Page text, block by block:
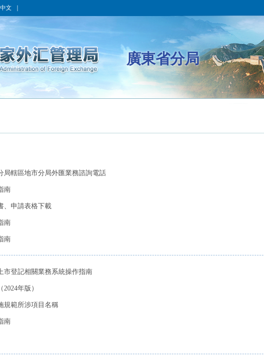
文
廣東省分局
局轄區地市分局外匯業務諮詢電話
南
、申請表格下載
南
南
市登記相關業務系統操作指南
年版）​
規範所涉項目名稱
南